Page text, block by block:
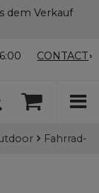
dem Verkauf
CONTACT
Fahrrad-